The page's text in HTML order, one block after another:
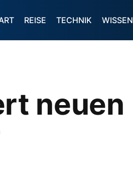
REISE TECHNIK WISSEN
neuen